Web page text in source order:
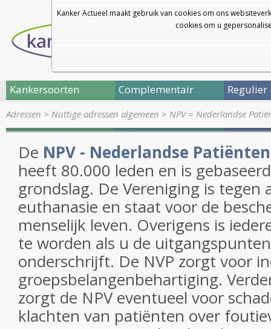
Kanker Actueel maakt gebruik van cookies om ons
cookies om u
Kankersoorten Complementair Regulier
Adressen > Nuttige adressen algemeen > NPV = Nederlandse
De NPV - Nederlandse
heeft 80.000 leden en is
grondslag. De Vereniging is tegen
euthanasie en staat voor de
menselijk leven. Overigens is
te worden als u de
onderschrijft. De NVP zorgt voor
groepsbelangenbehartiging.
zorgt de NPV eventueel voor
klachten van patiënten over